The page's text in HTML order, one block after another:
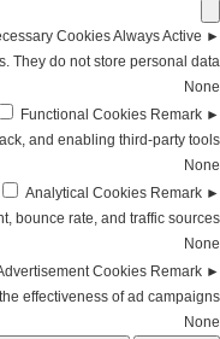
►
CookiesAlways Active
They do not store personal data.
None
►
Functional Cookies Remark
and enabling third-party tools.
None
►
Analytical Cookies Remark
bounce rate, and traffic sources.
None
►
Cookies Remark
effectiveness of ad campaigns.
None